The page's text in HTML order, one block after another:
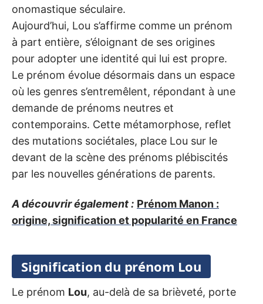
onomastique séculaire.
Aujourd’hui, Lou s’affirme comme un prénom
à part entière, s’éloignant de ses origines
pour adopter une identité qui lui est propre.
Le prénom évolue désormais dans un espace
où les genres s’entremêlent, répondant à une
demande de prénoms neutres et
contemporains. Cette métamorphose, reflet
des mutations sociétales, place Lou sur le
devant de la scène des prénoms plébiscités
par les nouvelles générations de parents.
A découvrir également : Prénom Manon :
origine, signification et popularité en France
Signification du prénom Lou
Le prénom Lou, au-delà de sa brièveté, porte